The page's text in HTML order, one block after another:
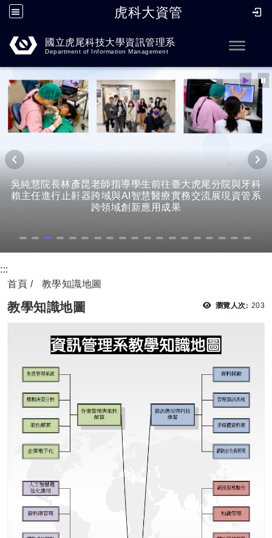
虎科大資管
跳到主要內容
國立虎尾科技大學資訊管理系
Department of Information Management
吳純慧院長林彥昆老師指導學生前往臺大虎尾分院與牙科
賴主任進行止鼾器跨域與AI智慧醫療實務交流展現資管系
跨領域創新應用成果
:::
首頁 教學知識地圖
瀏覽人次: 瀏覽
203
教學知識地圖